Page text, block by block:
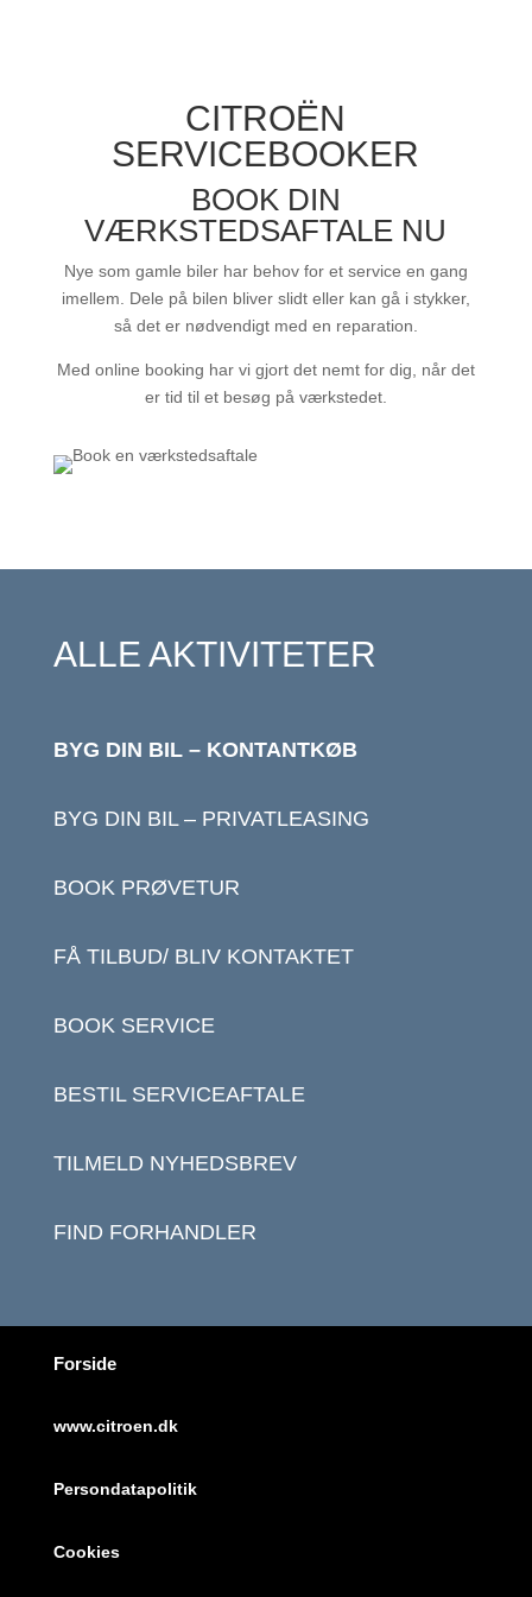
CITROËN
SERVICEBOOKER
BOOK DIN
VÆRKSTEDSAFTALE NU
Nye som gamle biler har behov for et service en gang
imellem. Dele på bilen bliver slidt eller kan gå i stykker,
så det er nødvendigt med en reparation.
Med online booking har vi gjort det nemt for dig, når det
er tid til et besøg på værkstedet.
ALLE AKTIVITETER
BYG DIN BIL – KONTANTKØB
BYG DIN BIL – PRIVATLEASING
BOOK PRØVETUR
FÅ TILBUD/ BLIV KONTAKTET
BOOK SERVICE
BESTIL SERVICEAFTALE
TILMELD NYHEDSBREV
FIND FORHANDLER
Forside
www.citroen.dk
Persondatapolitik
Cookies